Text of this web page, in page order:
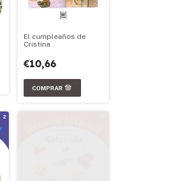
El cumpleaños de
Cristina
€10,66